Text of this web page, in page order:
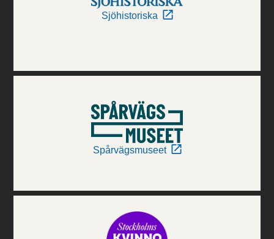
Sjöhistoriska
Spårvägsmuseet